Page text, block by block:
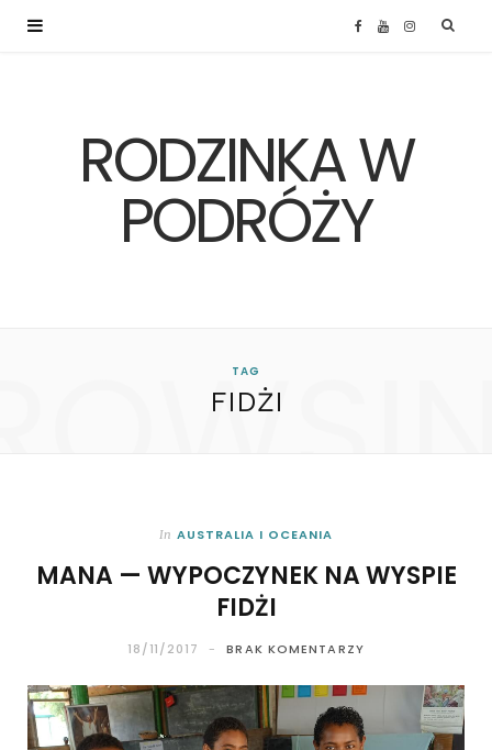
F Y I
RODZINKA W
PODRÓŻY
TAG
FIDŻI
In AUSTRALIA I OCEANIA
MANA — WYPOCZYNEK NA WYSPIE
FIDŻI
18/11/2017 BRAK KOMENTARZY